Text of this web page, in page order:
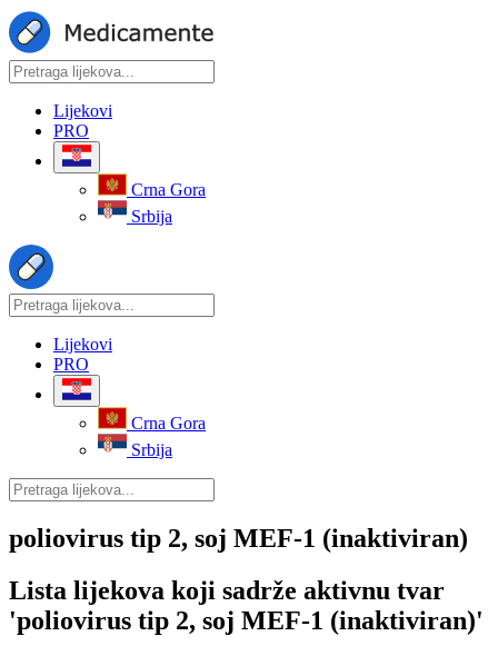
Lijekovi
PRO
Crna Gora
Srbija
Lijekovi
PRO
Crna Gora
Srbija
poliovirus tip 2, soj MEF-1 (inaktiviran)
Lista lijekova koji sadrže aktivnu tvar
'poliovirus tip 2, soj MEF-1 (inaktiviran)'